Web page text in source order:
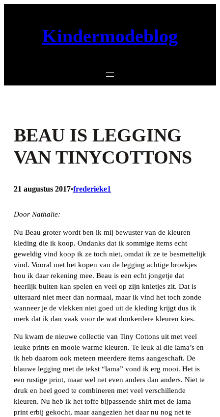
Kindermodeblog
BEAU IS LEGGING
VAN TINYCOTTONS
21 augustus 2017•frederieke1
Door Nathalie:
Nu Beau groter wordt ben ik mij bewuster van de kleuren
kleding die ik koop. Ondanks dat ik sommige items echt
geweldig vind koop ik ze toch niet, omdat ik ze te besmettelijk
vind. Vooral met het kopen van de legging achtige broekjes
hou ik daar rekening mee. Beau is een echt jongetje dat
heerlijk buiten kan spelen en veel op zijn knietjes zit. Dat is
uiteraard niet meer dan normaal, maar ik vind het toch zonde
wanneer je de vlekken niet goed uit de kleding krijgt dus ik
merk dat ik dan vaak voor de wat donkerdere kleuren kies.
Nu kwam de nieuwe collectie van Tiny Cottons uit met veel
leuke prints en mooie warme kleuren. Te leuk al die lama’s en
ik heb daarom ook meteen meerdere items aangeschaft. De
blauwe legging met de tekst “lama” vond ik erg mooi. Het is
een rustige print, maar wel net even anders dan anders. Niet te
druk en heel goed te combineren met veel verschillende
kleuren. Nu heb ik het toffe bijpassende shirt met de lama
print erbij gekocht, maar aangezien het daar nu nog net te